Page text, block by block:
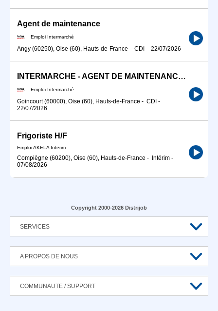
Agent de maintenance
Emploi Intermarché
Angy (60250), Oise (60), Hauts-de-France - CDI - 22/07/2026
INTERMARCHE - AGENT DE MAINTENANCE (H/F)
Emploi Intermarché
Goincourt (60000), Oise (60), Hauts-de-France - CDI -
22/07/2026
Frigoriste H/F
Emploi AKELA Interim
Compiègne (60200), Oise (60), Hauts-de-France - Intérim -
07/08/2026
Copyright 2000-2026 Distrijob
SERVICES
A PROPOS DE NOUS
COMMUNAUTE / SUPPORT